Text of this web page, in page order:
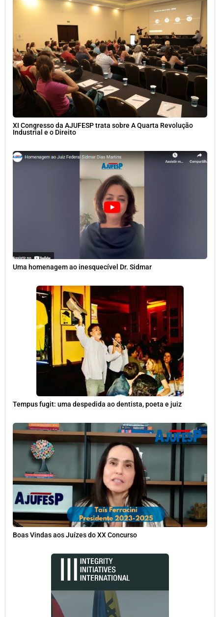
XI Congresso da AJUFESP trata sobre A Quarta Revolução
Industrial e o Direito
Uma homenagem ao inesquecível Dr. Sidmar
Tempus fugit: uma despedida ao dentista, poeta e juiz
Boas Vindas aos Juízes do XX Concurso